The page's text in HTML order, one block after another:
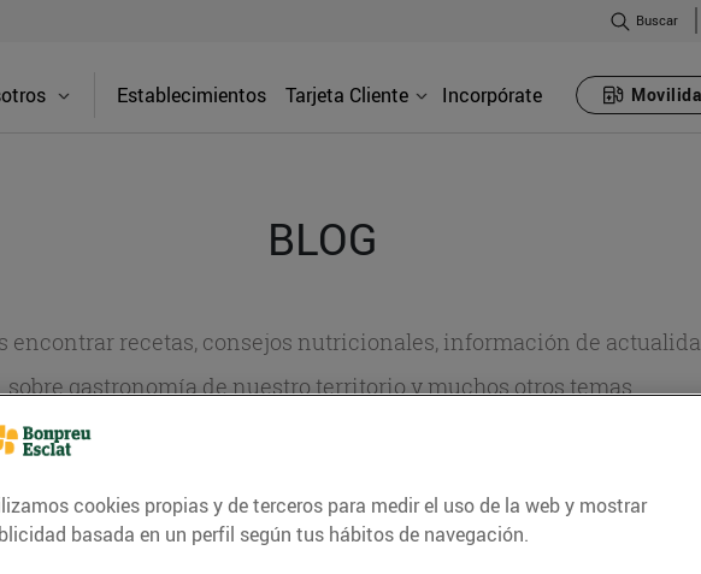
Buscar
Establecimientos Tarjeta Cliente Incorpórate
BLOG
encontrar recetas, consejos nutricionales, información de
sobre gastronomía de nuestro territorio y muchos otros temas.
cookies propias y de terceros para medir el uso de la web y mostrar
basada en un perfil según tus hábitos de navegación.